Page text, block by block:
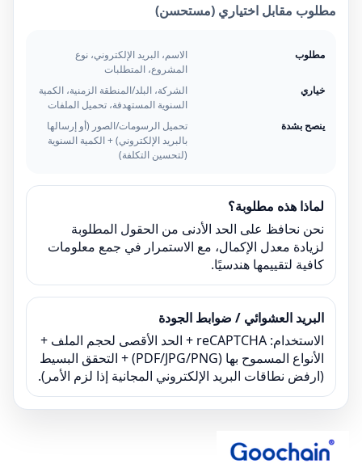
مطلوب مقابل اختياري (مستحسن)
مطلوب
الاسم، البريد الإلكتروني، نوع
المشروع، المتطلبات
خياري
الشركة، البلد/المنطقة الزمنية، الكمية
السنوية المستهدفة، تحميل الملفات
ينصح بشدة
تحميل الرسومات/الصور (أو إرسالها
بالبريد الإلكتروني) + الكمية السنوية
(لتحسين التكلفة)
لماذا هذه مطلوبة؟
نحن نحافظ على الحد الأدنى من الحقول المطلوبة
لزيادة معدل الإكمال، مع الاستمرار في جمع معلومات
كافية لتقييمها هندسيًا.
البريد العشوائي / ضوابط الجودة
الاستخدام: reCAPTCHA + الحد الأقصى لحجم الملف +
الأنواع المسموح بها (PDF/JPG/PNG) + التحقق البسيط
(ارفض نطاقات البريد الإلكتروني المجانية إذا لزم الأمر).